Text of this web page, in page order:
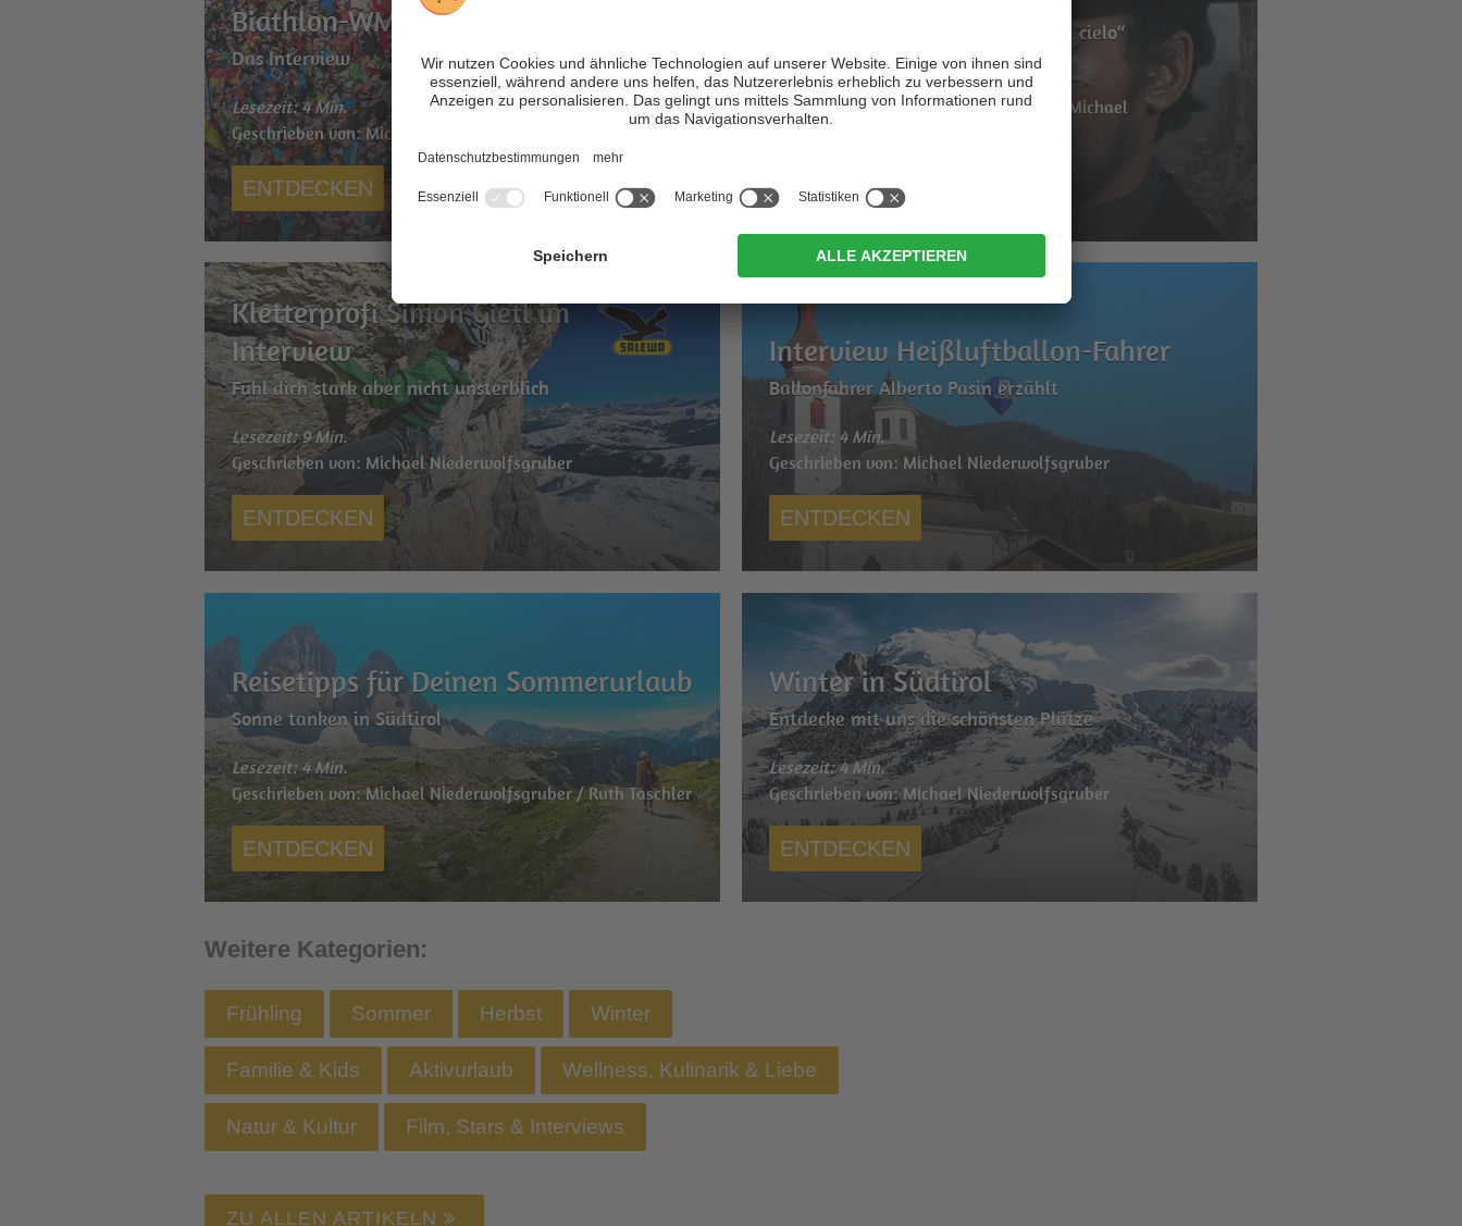
Biathlon-WM 2020 in Antholz
Das Interview
Lesezeit: 4 Min.
Geschrieben von: Michael Niederwolfsgruber
ENTDECKEN
Drehorte der TV-Serie „Un passo dal cielo“
Lesezeit: 7 Min.
Geschrieben von: Julia Niederbrunner / Michael
ENTDECKEN
Kletterprofi Simon Gietl im
Interview
Fühl dich stark aber nicht unsterblich
Lesezeit: 9 Min.
Geschrieben von: Michael Niederwolfsgruber
ENTDECKEN
Interview Heißluftballon-Fahrer
Ballonfahrer Alberto Pasin erzählt
Lesezeit: 4 Min.
Geschrieben von: Michael Niederwolfsgruber
ENTDECKEN
Reisetipps für Deinen Sommerurlaub
Sonne tanken in Südtirol
Lesezeit: 4 Min.
Geschrieben von: Michael Niederwolfsgruber / Ruth Taschler
ENTDECKEN
Winter in Südtirol
Entdecke mit uns die schönsten Plätze
Lesezeit: 4 Min.
Geschrieben von: Michael Niederwolfsgruber
ENTDECKEN
Weitere Kategorien:
Frühling Sommer Herbst Winter
Familie & Kids Aktivurlaub Wellness, Kulinarik & Liebe
Natur & Kultur Film, Stars & Interviews
ZU ALLEN ARTIKELN